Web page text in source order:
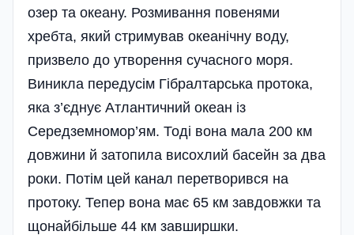
озер та океану. Розмивання повенями
хребта, який стримував океанічну воду,
призвело до утворення сучасного моря.
Виникла передусім Гібралтарська протока,
яка з’єднує Атлантичний океан із
Середземномор’ям. Тоді вона мала 200 км
довжини й затопила висохлий басейн за два
роки. Потім цей канал перетворився на
протоку. Тепер вона має 65 км завдовжки та
щонайбільше 44 км завширшки.